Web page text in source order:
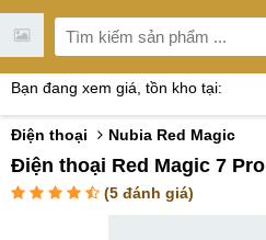
Bạn đang xem giá, tồn kho tại:
Điện thoại Nubia Red Magic
Điện thoại Red Magic 7
(5 đánh giá)